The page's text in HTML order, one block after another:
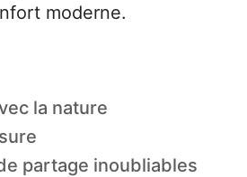
moderne.
la nature
partage inoubliables